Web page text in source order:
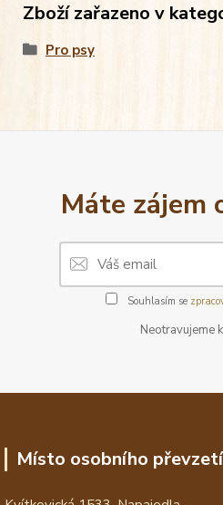
Zboží zařazeno v
Pro psy
Máte zájem
Souhlasím se
Neotravujeme
Místo osobního převzetí